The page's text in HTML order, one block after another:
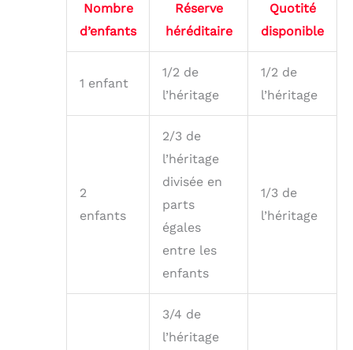
Nombre
d’enfants
Réserve
héréditaire
Quotité
disponible
1 enfant
1/2 de
l’héritage
1/2 de
l’héritage
2
enfants
2/3 de
l’héritage
divisée en
parts
égales
entre les
enfants
1/3 de
l’héritage
3/4 de
l’héritage